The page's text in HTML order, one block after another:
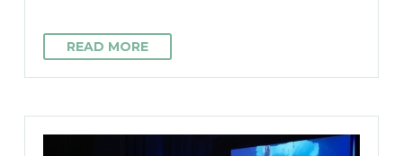
READ MORE